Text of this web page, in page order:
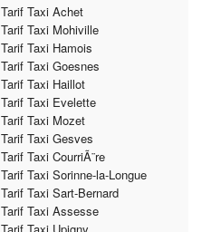
Tarif Taxi Achet
Tarif Taxi Mohiville
Tarif Taxi Hamois
Tarif Taxi Goesnes
Tarif Taxi Haillot
Tarif Taxi Evelette
Tarif Taxi Mozet
Tarif Taxi Gesves
Tarif Taxi CourriÃ¨re
Tarif Taxi Sorinne-la-Longue
Tarif Taxi Sart-Bernard
Tarif Taxi Assesse